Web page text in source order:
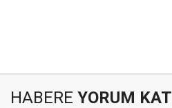
HABERE YORUM KAT